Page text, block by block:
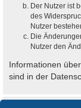
Der Nutzer ist
des
Nutzer
Die
Nutzer den
Informationen
sind in der